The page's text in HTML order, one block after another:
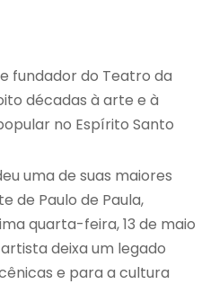
fundador do Teatro da
décadas à arte e à
no Espírito Santo
uma de suas maiores
de Paulo de Paula,
quarta-feira, 13 de maio
deixa um legado
e para a cultura